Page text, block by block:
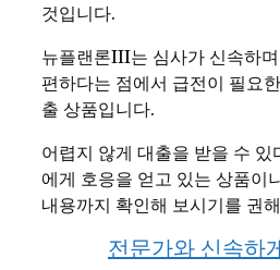
것입니다.
뉴플랜론III는 심사가 신속하
편하다는 점에서 급전이 필요
출 상품입니다.
어렵지 않게 대출을 받을 수 있
에게 호응을 얻고 있는 상품이
내용까지 확인해 보시기를 권
전문가와 신속하